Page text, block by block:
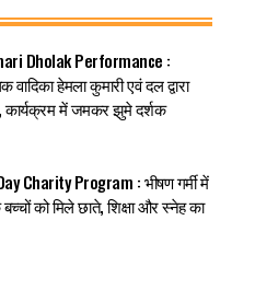
Dholak Performance :
वादिका हेमला कुमारी एवं दल द्वारा
कार्यक्रम में जमकर झुमे दर्शक
Charity Program : भीषण गर्मी में
को मिले छाते, शिक्षा और स्नेह का